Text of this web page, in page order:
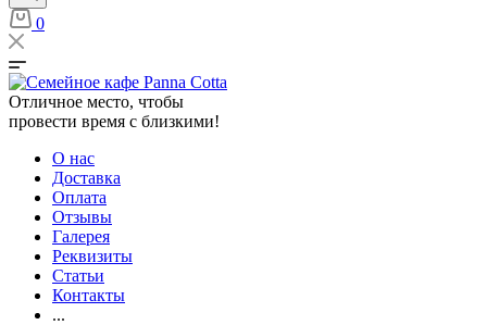
0
Отличное место, чтобы
провести время с близкими!
О нас
Доставка
Оплата
Отзывы
Галерея
Реквизиты
Статьи
Контакты
...